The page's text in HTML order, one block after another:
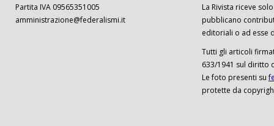
Partita IVA 09565351005
amministrazione@federalismi.it
La Rivista riceve
pubblicano
editoriali o ad esse
Tutti gli articoli
633/1941 sul diritto
Le foto presenti su
protette da